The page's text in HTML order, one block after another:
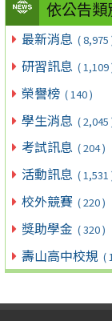
依公告類
最新消息 ( 8,975
研習訊息 ( 1,109
榮譽榜 ( 140 )
學生消息 ( 2,045
考試訊息 ( 204 )
活動訊息 ( 1,531
校外競賽 ( 220 )
獎助學金 ( 320 )
壽山高中校規 (